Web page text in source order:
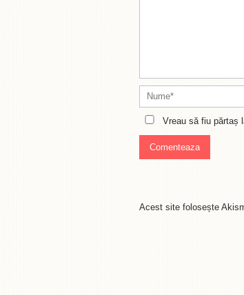
Vreau să fiu părtaș
Acest site folosește